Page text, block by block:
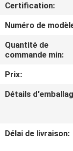
À
PROPOS
DE
VISITE
L'USINE
Certification:
Numéro de
Quantité de
commande min:
Prix:
Détails
Délai de livraison: